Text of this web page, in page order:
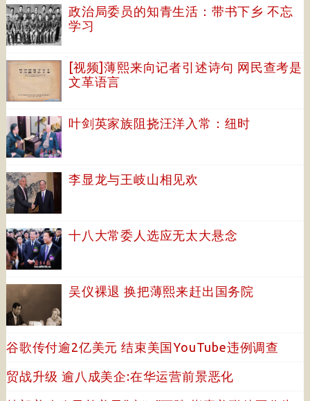
政治局委员的知青生活：带书下乡 不忘
学习
[视频]薄熙来向记者引述诗句 网民查考是
文革语言
叶剑英家族阻挠汪洋入常：纽时
李显龙与王岐山相见欢
十八大常委人选应无太大悬念
吴仪裸退 换把薄熙来赶出国务院
谷歌传付逾2亿美元 结束美国YouTube违例调查
贸战升级 逾八成美企:在华运营前景恶化